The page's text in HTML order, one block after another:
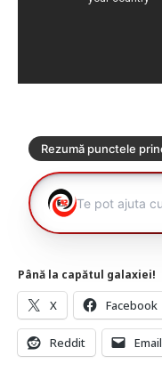
Până la capătul galaxiei!
X Facebook
Reddit Email